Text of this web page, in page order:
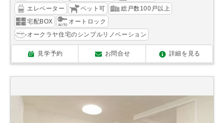
エレベーター
ペット可
総戸数100戸以上
宅配BOX
オートロック
オークラヤ住宅のシンプルリノベーション
見学予約 お問合せ 詳細を見る